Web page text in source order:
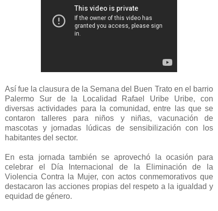
Así fue la clausura de la Semana del Buen Trato en el barrio
Palermo Sur de la Localidad Rafael Uribe Uribe, con
diversas actividades para la comunidad, entre las que se
contaron talleres para niños y niñas, vacunación de
mascotas y jornadas lúdicas de sensibilización con los
habitantes del sector.
En esta jornada también se aprovechó la ocasión para
celebrar el Día Internacional de la Eliminación de la
Violencia Contra la Mujer, con actos conmemorativos que
destacaron las acciones propias del respeto a la igualdad y
equidad de género.